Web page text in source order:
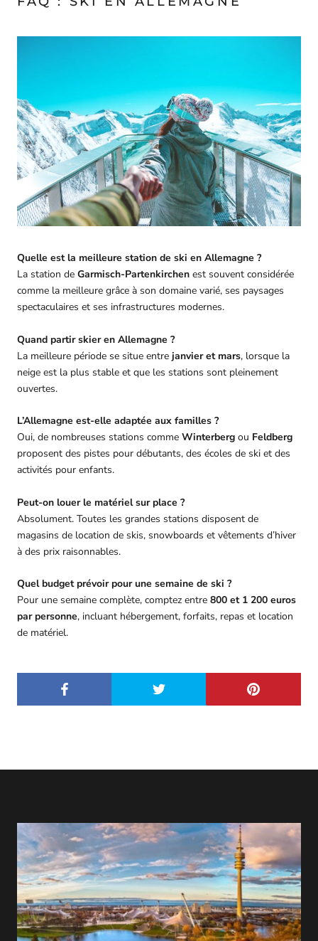
Quelle est la meilleure station de ski en Allemagne ?
La station de Garmisch-Partenkirchen est souvent considérée
comme la meilleure grâce à son domaine varié, ses paysages
spectaculaires et ses infrastructures modernes.
Quand partir skier en Allemagne ?
La meilleure période se situe entre janvier et mars, lorsque la
neige est la plus stable et que les stations sont pleinement
ouvertes.
L’Allemagne est-elle adaptée aux familles ?
Oui, de nombreuses stations comme Winterberg ou Feldberg
proposent des pistes pour débutants, des écoles de ski et des
activités pour enfants.
Peut-on louer le matériel sur place ?
Absolument. Toutes les grandes stations disposent de
magasins de location de skis, snowboards et vêtements d’hiver
à des prix raisonnables.
Quel budget prévoir pour une semaine de ski ?
Pour une semaine complète, comptez entre 800 et 1 200 euros
par personne, incluant hébergement, forfaits, repas et location
de matériel.